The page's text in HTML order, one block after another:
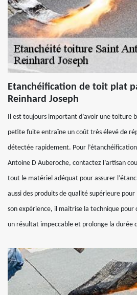
Etanchéification de toit plat
Reinhard Joseph
Il est toujours important d’avoir une toiture
petite fuite entraîne un coût très élevé de
détectée rapidement. Pour
Antoine D Auberoche, contactez l’artisan
tout le matériel adéquat pour assurer
aussi des produits de qualité supérieure
son expérience, il maitrise la technique pour
un résultat impeccable et prolonge la durée